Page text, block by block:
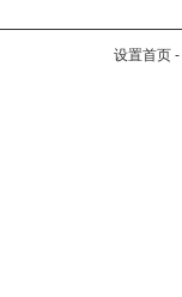
设置首页 -